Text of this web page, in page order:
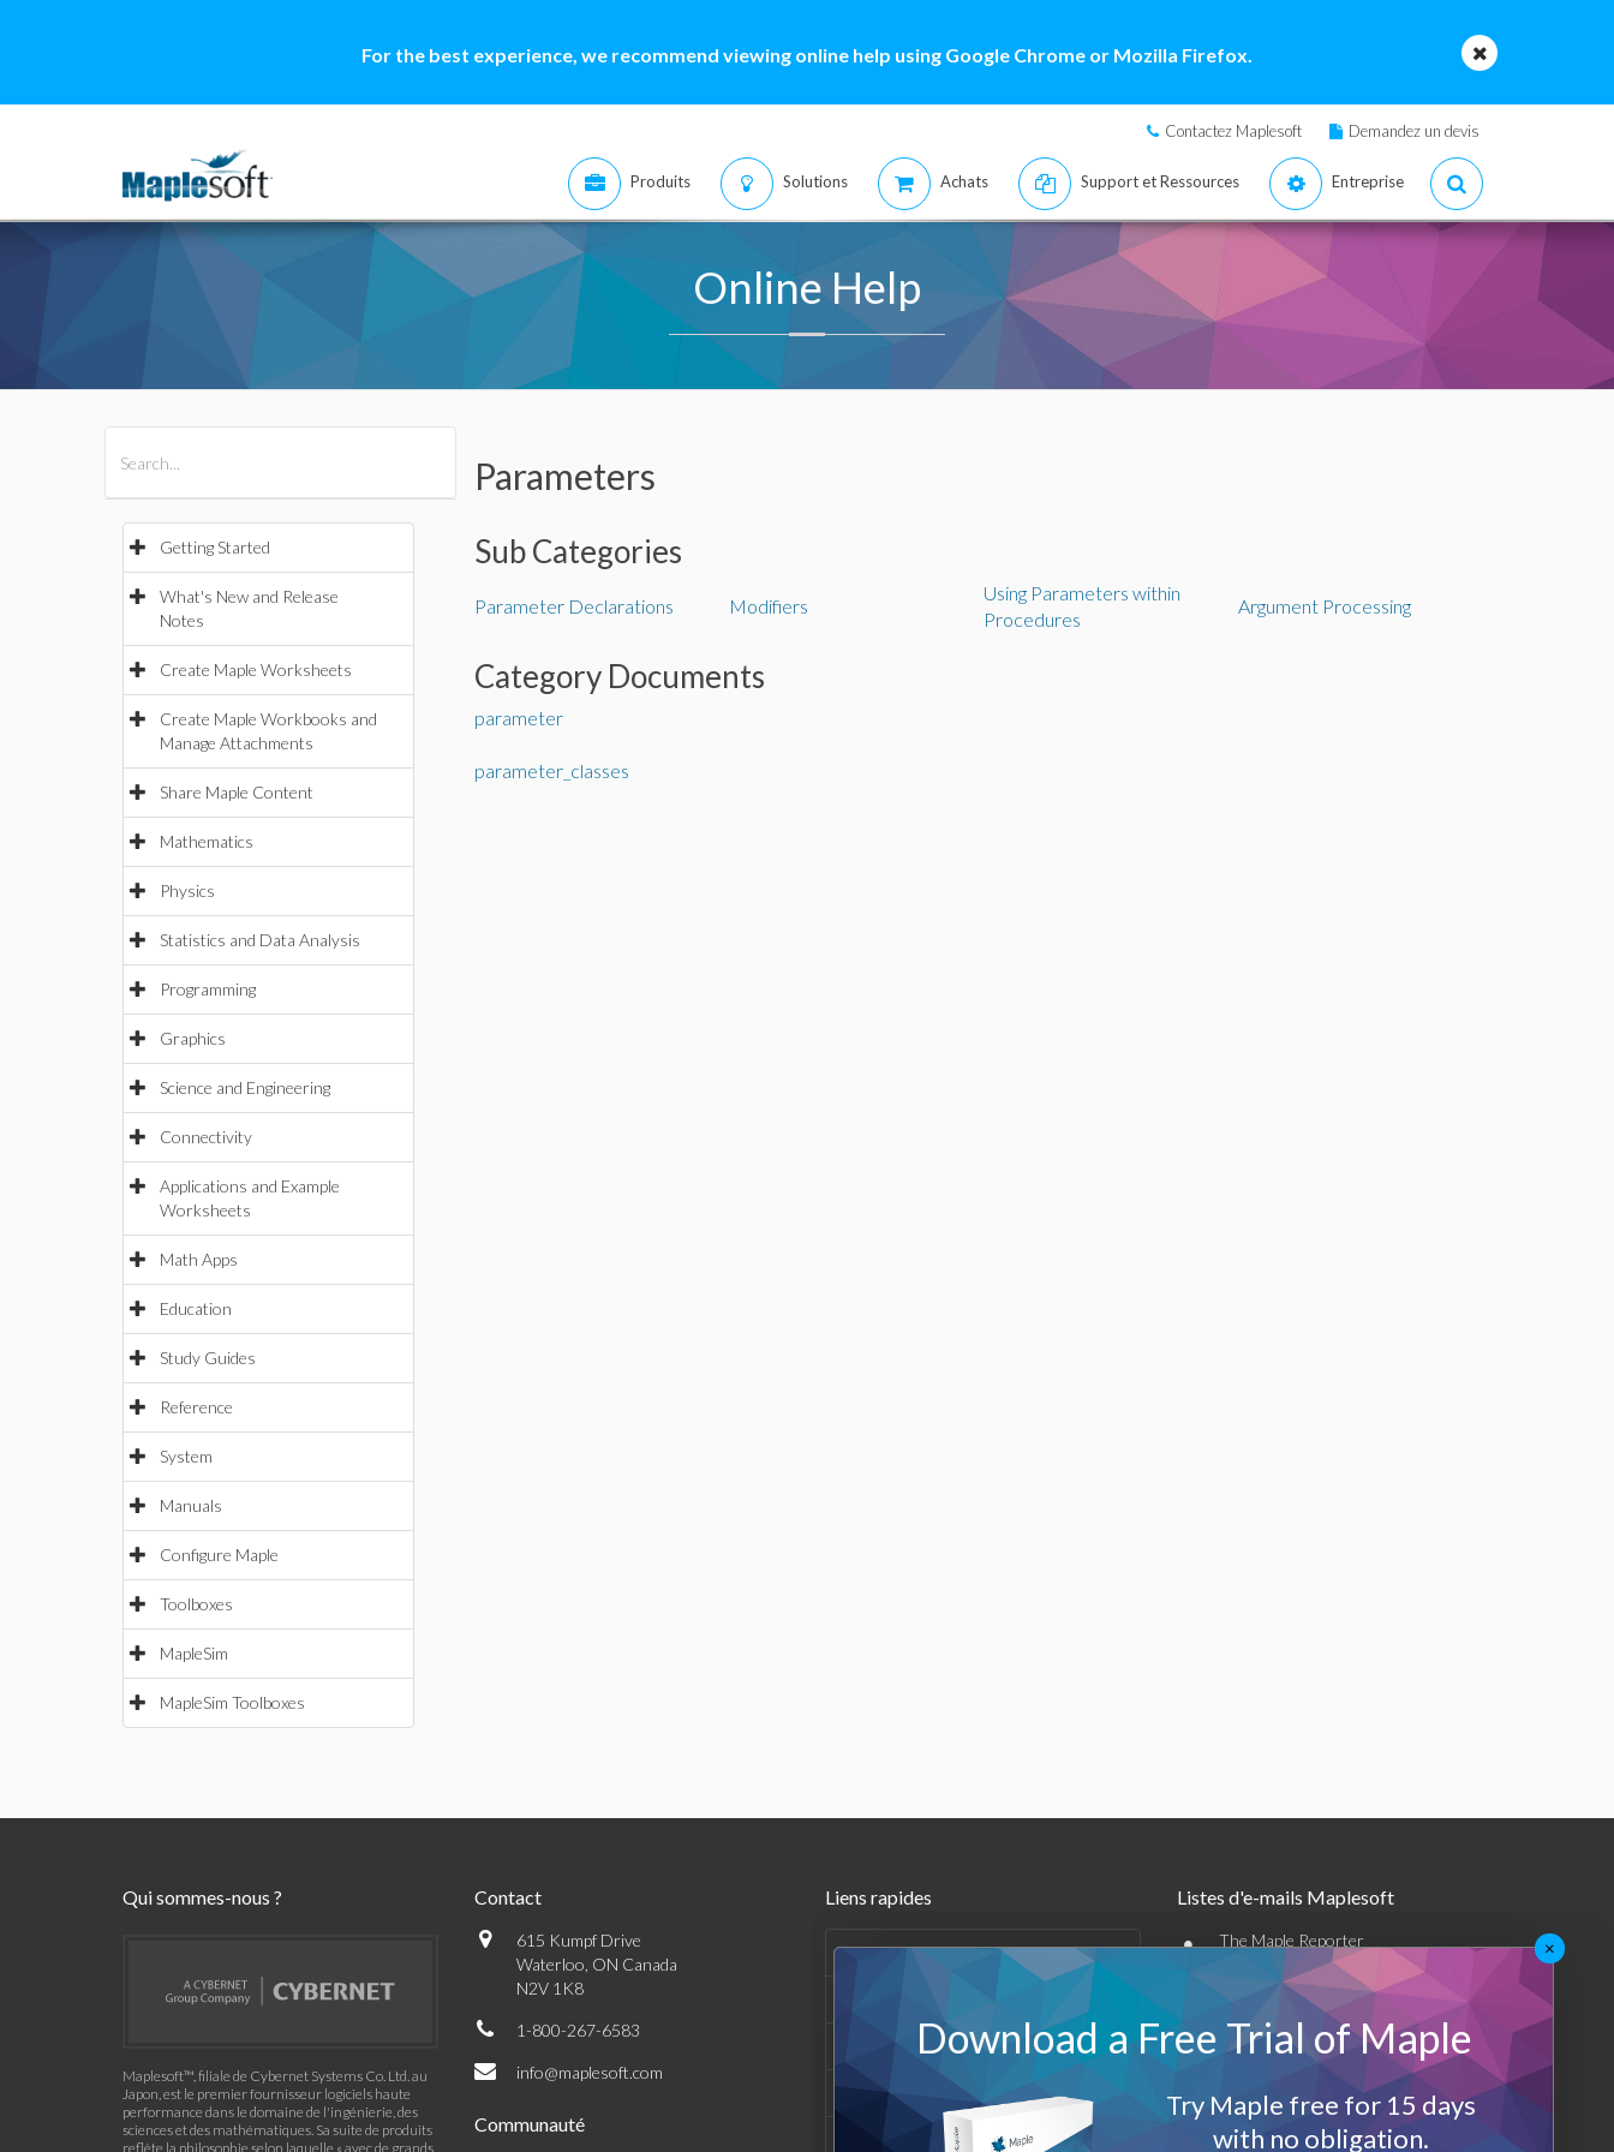
For the best experience, we recommend viewing online help using Google Chrome or Mozilla Firefox.
Contactez Maplesoft Demandez un devis
Produits Solutions Achats Support et Ressources Entreprise
Online Help
Getting Started
What's New and Release
Notes
Create Maple Worksheets
Create Maple Workbooks and
Manage Attachments
Share Maple Content
Mathematics
Physics
Statistics and Data Analysis
Programming
Graphics
Science and Engineering
Connectivity
Applications and Example
Worksheets
Math Apps
Education
Study Guides
Reference
System
Manuals
Configure Maple
Toolboxes
MapleSim
MapleSim Toolboxes
Parameters
Sub Categories
Parameter Declarations Modifiers
Using Parameters within
Procedures
Argument Processing
Category Documents
parameter
parameter_classes
Qui sommes-nous ?
Maplesoft™, filiale de Cybernet Systems Co. Ltd. au
Japon, est le premier fournisseur logiciels haute
performance dans le domaine de l'ingénierie, des
sciences et des mathématiques. Sa suite de produits
reflète la philosophie selon laquelle « avec de grands
Contact
615 Kumpf Drive
Waterloo, ON Canada
N2V 1K8
1-800-267-6583
info@maplesoft.com
Communauté
Liens rapides
Produits
Support et Ressources
Entreprise
Listes d'e-mails Maplesoft
• The Maple Reporter
Autres offres par e-mail
Maplesoft Membership
Log-Out
×
Download a Free Trial of Maple
Try Maple free for 15 days
with no obligation.